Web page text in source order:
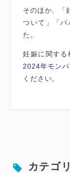
そのほか、「
ついて」「パ
た。
妊娠に関する
2024年モン
ください。
カテゴ